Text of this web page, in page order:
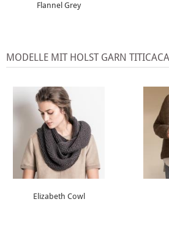
Flannel Grey
MODELLE MIT HOLST GARN
Elizabeth Cowl